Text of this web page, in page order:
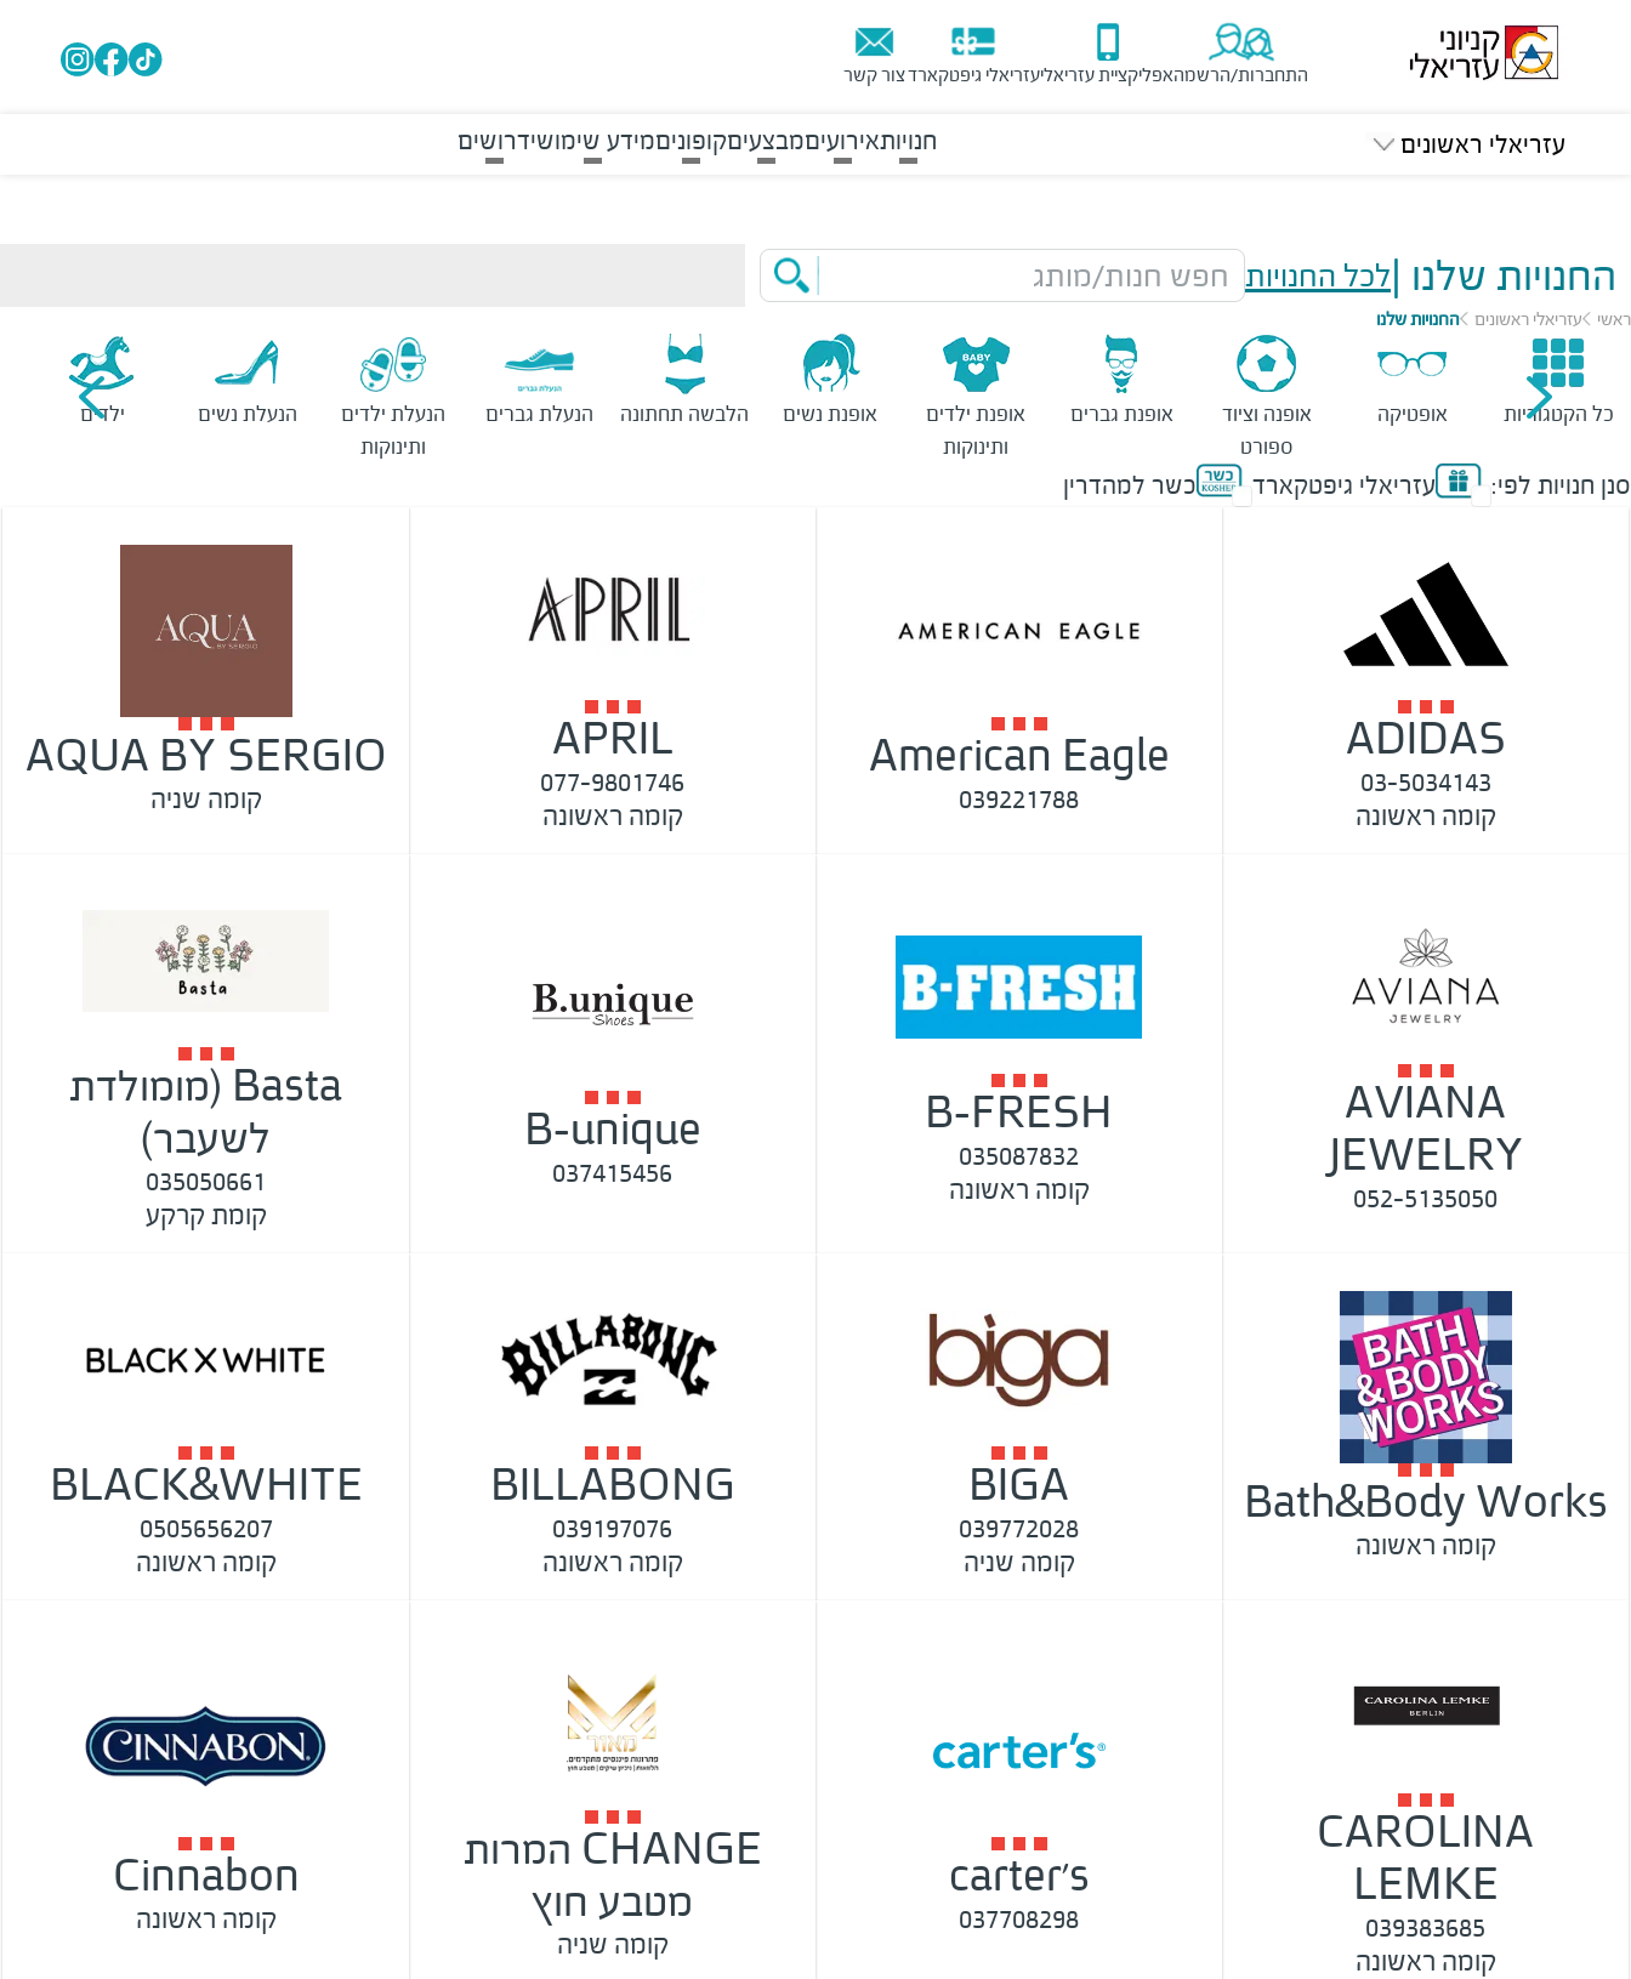
התחברות/הרשמהאפליקציית עזריאליעזריאלי גיפטקארדצור קשר
עזריאלי ראשונים חנויותאירועיםמבצעיםקופוניםמידע שימושידרושים
החנויות שלנו |לכל החנויות חפש חנות/מותג
ראשי עזריאלי ראשונים החנויות שלנו
כל הקטגוריות אופטיקה
אופנה וציוד
ספורט
אופנת גברים
אופנת ילדים
ותינוקות
אופנת נשים הלבשה תחתונה הנעלת גברים
הנעלת ילדים
ותינוקות
הנעלת נשים ילדים
סנן חנויות לפי: עזריאלי גיפטקארד כשר למהדרין
ADIDAS
03-5034143
קומה ראשונה
American Eagle
039221788
APRIL
077-9801746
קומה ראשונה
AQUA BY SERGIO
קומה שניה
AVIANA
JEWELRY
052-5135050
B-FRESH
035087832
קומה ראשונה
B-unique
037415456
Basta (מומולדת
לשעבר)
035050661
קומת קרקע
Bath&Body Works
קומה ראשונה
BIGA
039772028
קומה שניה
BILLABONG
039197076
קומה ראשונה
BLACK&WHITE
0505656207
קומה ראשונה
CAROLINA
LEMKE
039383685
קומה ראשונה
carter's
037708298
CHANGE המרות
מטבע חוץ
קומה שניה
Cinnabon
קומה ראשונה